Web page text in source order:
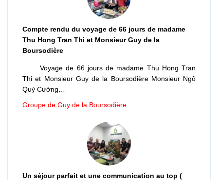
Compte rendu du voyage de 66 jours de madame
Thu Hong Tran Thi et Monsieur Guy de la
Boursodière
Voyage de 66 jours de madame Thu Hong Tran
Thi et Monsieur Guy de la Boursodière Monsieur Ngô
Quý Cường…
Groupe de Guy de la Boursodière
Un séjour parfait et une communication au top (